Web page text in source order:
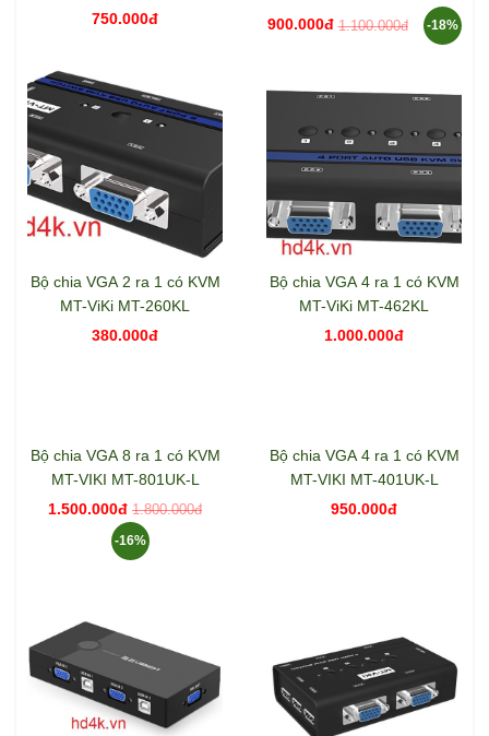
750.000đ
900.000đ 1.100.000đ -18%
Bộ chia VGA 2 ra 1 có KVM
MT-ViKi MT-260KL
380.000đ
Bộ chia VGA 4 ra 1 có KVM
MT-ViKi MT-462KL
1.000.000đ
Bộ chia VGA 8 ra 1 có KVM
MT-VIKI MT-801UK-L
1.500.000đ 1.800.000đ
-16%
Bộ chia VGA 4 ra 1 có KVM
MT-VIKI MT-401UK-L
950.000đ